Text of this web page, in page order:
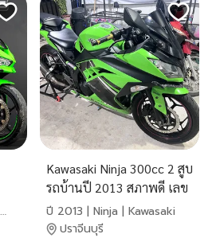
Kawasaki Ninja 300cc 2 สูบ
รถบ้านปี 2013 สภาพดี เลข
ไมล์น้อย 16,798 เอกสาร
ครบพร้อมชุดโอนภาษีปี 70
ปี 2013 | Ninja | Kawasaki
ปราจีนบุรี